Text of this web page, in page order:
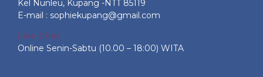
Kel Nunleu, Kupang -NTT 85119
E-mail : sophiekupang@gmail.com
Live Chat
Online Senin-Sabtu (10.00 – 18:00) WITA